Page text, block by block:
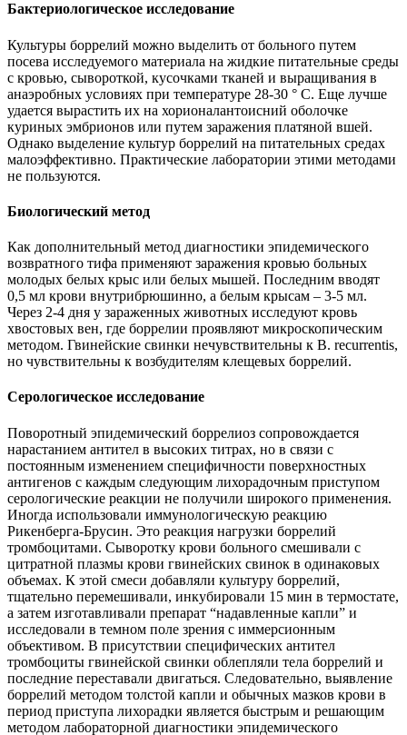
Бактериологическое исследование
Культуры боррелий можно выделить от больного путем
посева исследуемого материала на жидкие питательные среды
с кровью, сывороткой, кусочками тканей и выращивания в
анаэробных условиях при температуре 28-30 ° С. Еще лучше
удается вырастить их на хорионалантоисний оболочке
куриных эмбрионов или путем заражения платяной вшей.
Однако выделение культур боррелий на питательных средах
малоэффективно. Практические лаборатории этими методами
не пользуются.
Биологический метод
Как дополнительный метод диагностики эпидемического
возвратного тифа применяют заражения кровью больных
молодых белых крыс или белых мышей. Последним вводят
0,5 мл крови внутрибрюшинно, а белым крысам – 3-5 мл.
Через 2-4 дня у зараженных животных исследуют кровь
хвостовых вен, где боррелии проявляют микроскопическим
методом. Гвинейские свинки нечувствительны к В. recurrentis,
но чувствительны к возбудителям клещевых боррелий.
Серологическое исследование
Поворотный эпидемический боррелиоз сопровождается
нарастанием антител в высоких титрах, но в связи с
постоянным изменением специфичности поверхностных
антигенов с каждым следующим лихорадочным приступом
серологические реакции не получили широкого применения.
Иногда использовали иммунологическую реакцию
Рикенберга-Брусин. Это реакция нагрузки боррелий
тромбоцитами. Сыворотку крови больного смешивали с
цитратной плазмы крови гвинейских свинок в одинаковых
объемах. К этой смеси добавляли культуру боррелий,
тщательно перемешивали, инкубировали 15 мин в термостате,
а затем изготавливали препарат “надавленные капли” и
исследовали в темном поле зрения с иммерсионным
объективом. В присутствии специфических антител
тромбоциты гвинейской свинки облепляли тела боррелий и
последние переставали двигаться. Следовательно, выявление
боррелий методом толстой капли и обычных мазков крови в
период приступа лихорадки является быстрым и решающим
методом лабораторной диагностики эпидемического